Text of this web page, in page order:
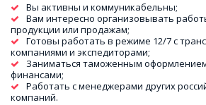
Вы активны и коммуникабельны;
Вам интересно организовывать
продукции или продажам;
Готовы работать в режиме 12/7 с
компаниями и экспедиторами;
Заниматься таможенным
финансами;
Работать с менеджерами других
компаний.